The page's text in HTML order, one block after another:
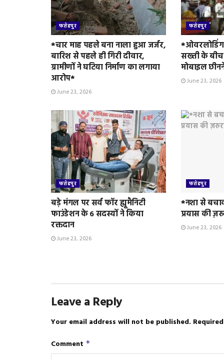
फतेहपुर
*चार माह पहले बना नाला हुआ जर्जर,
बारिश से पहले ही गिरी दीवार,
ग्रामीणों ने घटिया निर्माण का लगाया
आरोप*
June 23, 2026
फतेहपुर
*ओवरलोडिंग
सख्ती के
मोबाइल
June 23, 2026
फतेहपुर
बड़े मंगल पर सर्व फॉर ह्यूमैनिटी
फाउंडेशन के 6 सदस्यों ने किया
रक्तदान
June 23, 2026
फतेहपुर
*नशा से
प्रयास की
June 23, 2026
Leave a Reply
Your email address will not be published.
Comment *